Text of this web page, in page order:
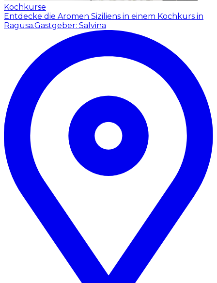
Kochkurse
Entdecke die Aromen Siziliens in einem Kochkurs in
Ragusa.Gastgeber: Salvina